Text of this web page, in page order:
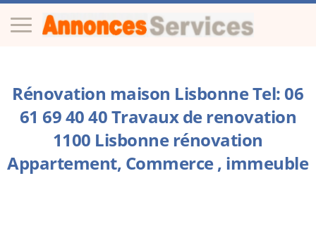
Rénovation maison Lisbonne Tel: 06
61 69 40 40 Travaux de renovation
1100 Lisbonne rénovation
Appartement, Commerce , immeuble